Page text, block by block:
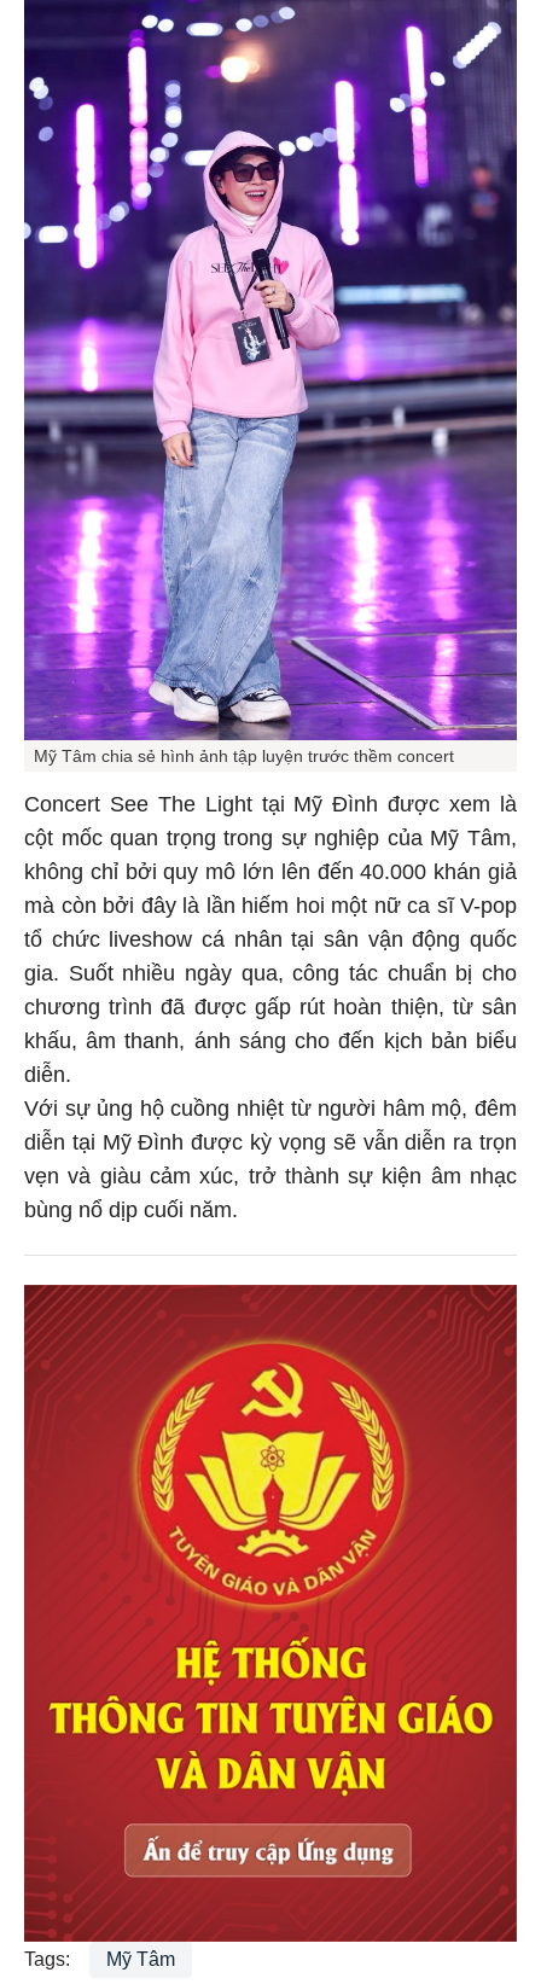
Mỹ Tâm chia sẻ hình ảnh tập luyện trước thềm concert
Concert See The Light tại Mỹ Đình được xem là
cột mốc quan trọng trong sự nghiệp của Mỹ Tâm,
không chỉ bởi quy mô lớn lên đến 40.000 khán giả
mà còn bởi đây là lần hiếm hoi một nữ ca sĩ V-pop
tổ chức liveshow cá nhân tại sân vận động quốc
gia. Suốt nhiều ngày qua, công tác chuẩn bị cho
chương trình đã được gấp rút hoàn thiện, từ sân
khấu, âm thanh, ánh sáng cho đến kịch bản biểu
diễn.
Với sự ủng hộ cuồng nhiệt từ người hâm mộ, đêm
diễn tại Mỹ Đình được kỳ vọng sẽ vẫn diễn ra trọn
vẹn và giàu cảm xúc, trở thành sự kiện âm nhạc
bùng nổ dịp cuối năm.
Tags: Mỹ Tâm